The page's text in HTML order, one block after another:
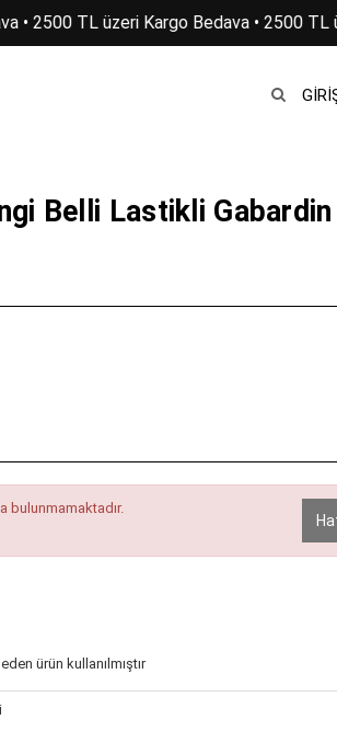
TL üzeri Kargo Bedava • 2500
Belli Lastikli
bulunmamaktadır.
ürün kullanılmıştır